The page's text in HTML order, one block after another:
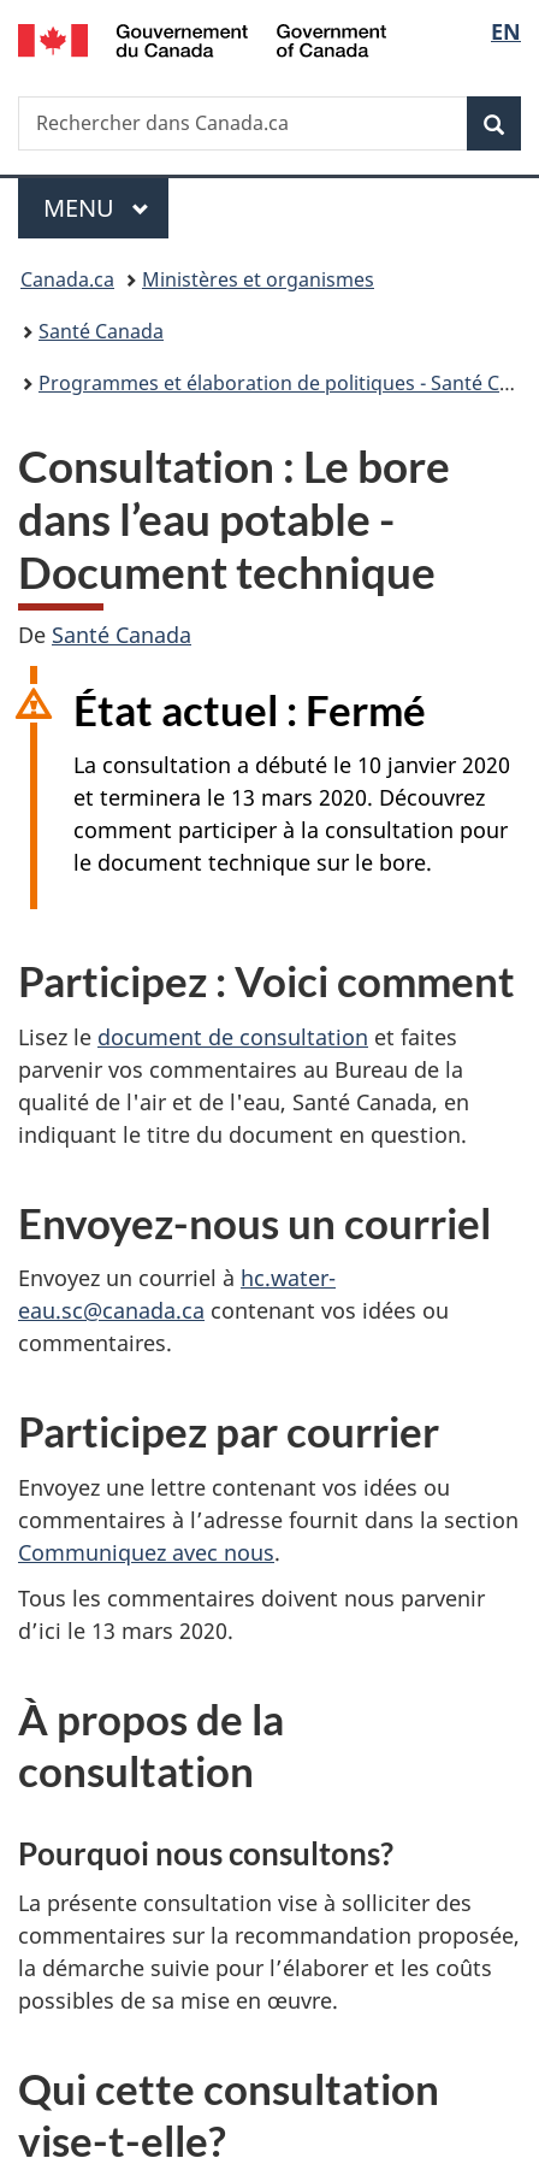
Passer
au
principal
Passer
à
Au
du
Passer
à
version
simplifiée
de
la
EN
Recherche
Rechercher
dans
Menu
MENU PRINCIPAL
Vous
êtes
ici :
Canada.ca
Ministères et organismes
Santé Canada
Programmes et élaboration de politiques - Santé Canada
Consultation : Le bore
dans l’eau potable -
Document technique
De Santé Canada
État actuel : Fermé
La consultation a débuté le 10 janvier 2020
et terminera le 13 mars 2020. Découvrez
comment participer à la consultation pour
le document technique sur le bore.
Participez : Voici comment
Lisez le document de consultation et faites
parvenir vos commentaires au Bureau de la
qualité de l'air et de l'eau, Santé Canada, en
indiquant le titre du document en question.
Envoyez-nous un courriel
Envoyez un courriel à hc.water-
eau.sc@canada.ca contenant vos idées ou
commentaires.
Participez par courrier
Envoyez une lettre contenant vos idées ou
commentaires à l’adresse fournit dans la section
Communiquez avec nous.
Tous les commentaires doivent nous parvenir
d’ici le 13 mars 2020.
À propos de la
consultation
Pourquoi nous consultons?
La présente consultation vise à solliciter des
commentaires sur la recommandation proposée,
la démarche suivie pour l’élaborer et les coûts
possibles de sa mise en œuvre.
Qui cette consultation
vise-t-elle?